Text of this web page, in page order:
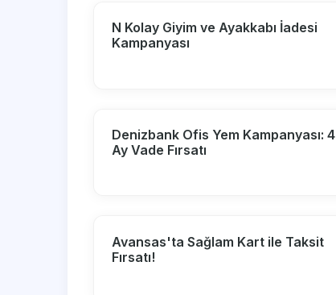
N Kolay Giyim ve Ayakkabı İadesi
Kampanyası
Denizbank Ofis Yem Kampanyası: 4
Ay Vade Fırsatı
Avansas'ta Sağlam Kart ile Taksit
Fırsatı!